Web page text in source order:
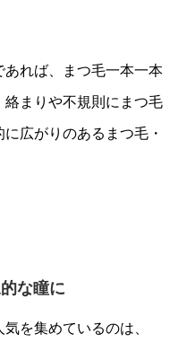
れば、まつ毛一本一本
絡まりや不規則にまつ毛
広がりのあるまつ毛・
な瞳に
を集めているのは、